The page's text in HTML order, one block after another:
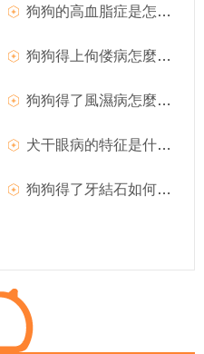
狗狗的高血脂症是怎麼回事？
狗狗得上佝偻病怎麼辦？
狗狗得了風濕病怎麼辦？如何治療犬風濕病？
犬干眼病的特征是什麼？狗狗得了干眼病怎麼辦？
狗狗得了牙結石如何治療？